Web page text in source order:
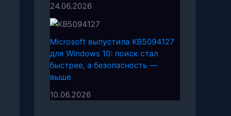
24.06.2026
Microsoft выпустила KB5094127
для Windows 10: поиск стал
быстрее, а безопасность —
выше
10.06.2026